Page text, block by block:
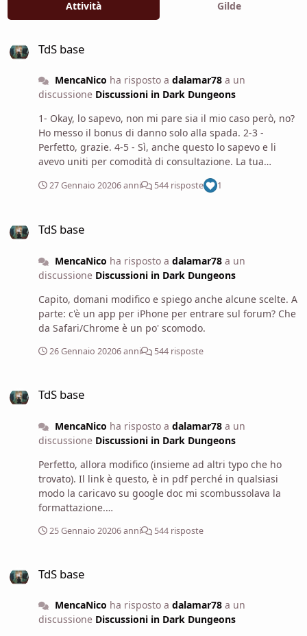
Attività Gilde
TdS base
MencaNico ha risposto a dalamar78a un
discussione Discussioni in Dark Dungeons
1- Okay, lo sapevo, non mi pare sia il mio caso però, no?
Ho messo il bonus di danno solo alla spada. 2-3 -
Perfetto, grazie. 4-5 - Sì, anche questo lo sapevo e li
avevo uniti per comodità di consultazione. La tua
separazione però ha più senso per capire da cosa
deriva cosa. 6- Giusto, me la sono scordata 😄 7- Anche
efficiente segnare solo quelle che possedevo. 9- Questa
storytelling. Scelta mia, per indicare un tipo di
raccontare storie: sono essenzialmente un pozzo di
non l'avevo ancora modificata. 11- Ho usato il
generatore di Knave (tradotto dall'inglese) e c'è proprio
il termine "setolosi" che davo per scontato significasse
setosi, ben curati, lucenti. Colpa del traduttore! 😛 12-
27 Gennaio 20206 anni 544 risposte 1
TdS base
MencaNico ha risposto a dalamar78a un
discussione Discussioni in Dark Dungeons
Capito, domani modifico e spiego anche alcune scelte. A
parte: c'è un app per iPhone per entrare sul forum? Che
da Safari/Chrome è un po' scomodo.
26 Gennaio 20206 anni 544 risposte
TdS base
MencaNico ha risposto a dalamar78a un
discussione Discussioni in Dark Dungeons
Perfetto, allora modifico (insieme ad altri typo che ho
trovato). Il link è questo, è in pdf perché in qualsiasi
modo la caricavo su google doc mi scombussolava la
formattazione.
teStxi8G5DD_Er2Qyix/view?usp=sharing
25 Gennaio 20206 anni 544 risposte
TdS base
MencaNico ha risposto a dalamar78a un
discussione Discussioni in Dark Dungeons